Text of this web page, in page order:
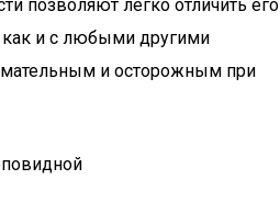
позволяют легко отличить его
как и с любыми другими
и осторожным при